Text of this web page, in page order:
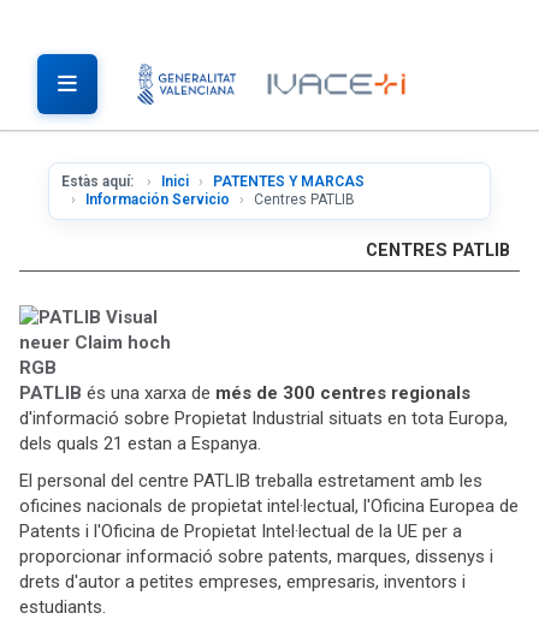
Estàs aquí: Inici
PATENTES Y MARCAS
Información Servicio
Centres PATLIB
CENTRES PATLIB
PATLIB és una xarxa de més de 300 centres regionals
d'informació sobre Propietat Industrial situats en tota Europa,
dels quals 21 estan a Espanya.
El personal del centre PATLIB treballa estretament amb les
oficines nacionals de propietat intel·lectual, l'Oficina Europea de
Patents i l'Oficina de Propietat Intel·lectual de la UE per a
proporcionar informació sobre patents, marques, dissenys i
drets d'autor a petites empreses, empresaris, inventors i
estudiants.